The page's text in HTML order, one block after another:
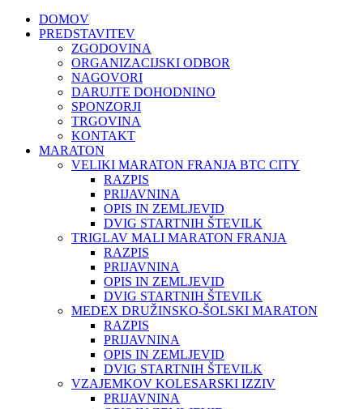
DOMOV
PREDSTAVITEV
ZGODOVINA
ORGANIZACIJSKI ODBOR
NAGOVORI
DARUJTE DOHODNINO
SPONZORJI
TRGOVINA
KONTAKT
MARATON
VELIKI MARATON FRANJA BTC CITY
RAZPIS
PRIJAVNINA
OPIS IN ZEMLJEVID
DVIG STARTNIH ŠTEVILK
TRIGLAV MALI MARATON FRANJA
RAZPIS
PRIJAVNINA
OPIS IN ZEMLJEVID
DVIG STARTNIH ŠTEVILK
MEDEX DRUŽINSKO-ŠOLSKI MARATON
RAZPIS
PRIJAVNINA
OPIS IN ZEMLJEVID
DVIG STARTNIH ŠTEVILK
VZAJEMKOV KOLESARSKI IZZIV
PRIJAVNINA